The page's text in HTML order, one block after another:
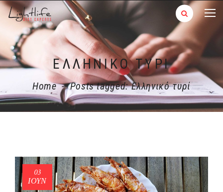
ΕΛΛΗΝΙΚΌ ΤΥΡΊ
Home - Posts tagged: Ελληνικό τυρί
03
ΙΟΎΝ